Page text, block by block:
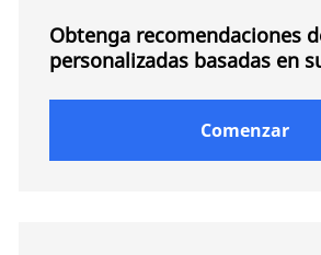
Obtenga recomendaciones
personalizadas basadas en
Comenzar